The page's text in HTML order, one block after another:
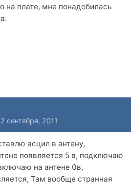
на плате, мне понадобилась
сентября, 2011
асцил в антену,
появляется 5 в, подключаю
на антене 0в,
Там вообще странная